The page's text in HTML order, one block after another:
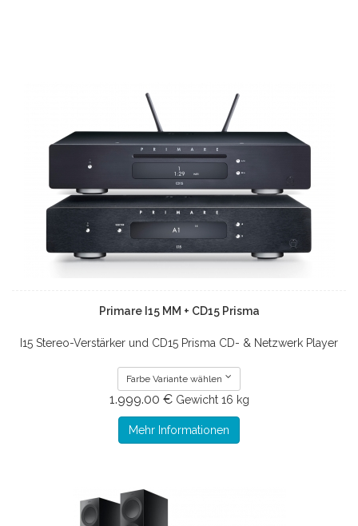
Primare I15 MM + CD15 Prisma
I15 Stereo-Verstärker und CD15 Prisma CD- & Netzwerk Player
Farbe Variante wählen
1.999.00 € Gewicht 16 kg
Mehr Informationen